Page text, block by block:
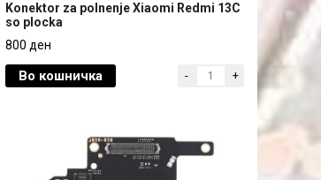
Konektor za polnenje Xiaomi Redmi 13C
800 ден
Konektor za polnenje Xiaomi Redmi 13C
so plocka
800 ден
Во кошничка - +